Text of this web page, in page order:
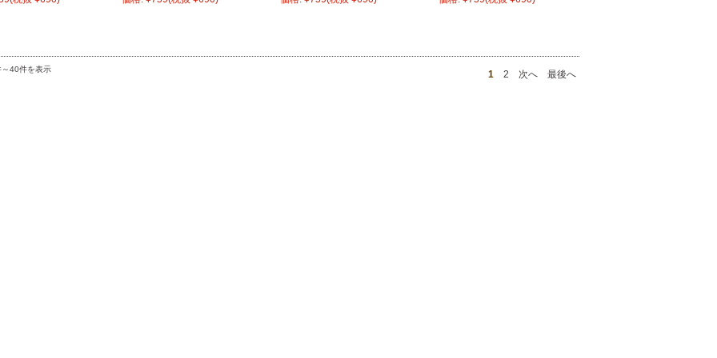
40件を表示
1 2 次へ 最後へ